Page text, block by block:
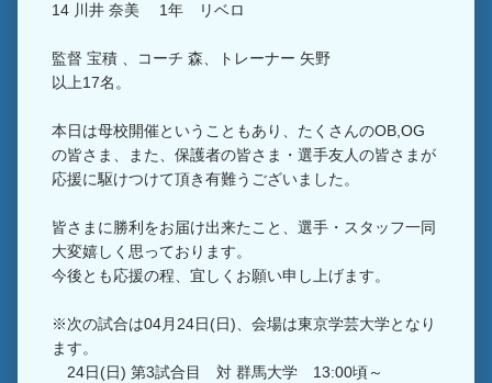
14 川井 奈美 1年 リベロ
監督 宝積 、コーチ 森、トレーナー 矢野
以上17名。
本日は母校開催ということもあり、たくさんのOB,OG
の皆さま、また、保護者の皆さま・選手友人の皆さまが
応援に駆けつけて頂き有難うございました。
皆さまに勝利をお届け出来たこと、選手・スタッフ一同
大変嬉しく思っております。
今後とも応援の程、宜しくお願い申し上げます。
※次の試合は04月24日(日)、会場は東京学芸大学となり
ます。
24日(日) 第3試合目 対 群馬大学 13:00頃～